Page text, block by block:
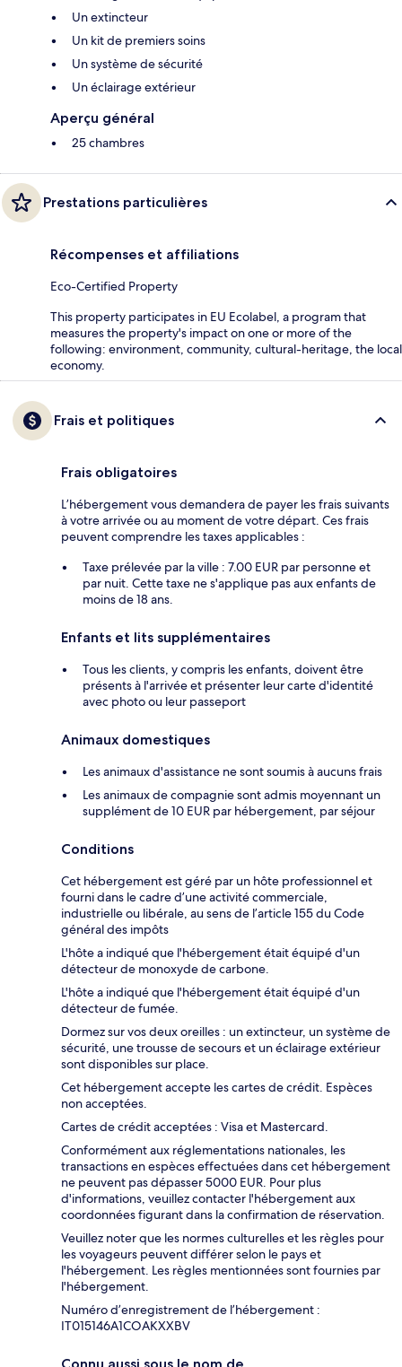
Un extincteur
Un kit de premiers soins
Un système de sécurité
Un éclairage extérieur
Aperçu général
25 chambres
Prestations particulières
Récompenses et affiliations
Eco-Certified Property
This property participates in EU Ecolabel, a program that
measures the property's impact on one or more of the
following: environment, community, cultural-heritage, the local
economy.
Frais et politiques
Frais obligatoires
L’hébergement vous demandera de payer les frais suivants
à votre arrivée ou au moment de votre départ. Ces frais
peuvent comprendre les taxes applicables :
Taxe prélevée par la ville : 7.00 EUR par personne et
par nuit. Cette taxe ne s'applique pas aux enfants de
moins de 18 ans.
Enfants et lits supplémentaires
Tous les clients, y compris les enfants, doivent être
présents à l'arrivée et présenter leur carte d'identité
avec photo ou leur passeport
Animaux domestiques
Les animaux d'assistance ne sont soumis à aucuns frais
Les animaux de compagnie sont admis moyennant un
supplément de 10 EUR par hébergement, par séjour
Conditions
Cet hébergement est géré par un hôte professionnel et
fourni dans le cadre d’une activité commerciale,
industrielle ou libérale, au sens de l’article 155 du Code
général des impôts
L'hôte a indiqué que l'hébergement était équipé d'un
détecteur de monoxyde de carbone.
L'hôte a indiqué que l'hébergement était équipé d'un
détecteur de fumée.
Dormez sur vos deux oreilles : un extincteur, un système de
sécurité, une trousse de secours et un éclairage extérieur
sont disponibles sur place.
Cet hébergement accepte les cartes de crédit. Espèces
non acceptées.
Cartes de crédit acceptées : Visa et Mastercard.
Conformément aux réglementations nationales, les
transactions en espèces effectuées dans cet hébergement
ne peuvent pas dépasser 5000 EUR. Pour plus
d'informations, veuillez contacter l'hébergement aux
coordonnées figurant dans la confirmation de réservation.
Veuillez noter que les normes culturelles et les règles pour
les voyageurs peuvent différer selon le pays et
l'hébergement. Les règles mentionnées sont fournies par
l'hébergement.
Numéro d’enregistrement de l’hébergement :
IT015146A1COAKXXBV